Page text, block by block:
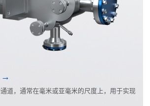
道，通常在毫米或亚毫米的尺度上，用于实现